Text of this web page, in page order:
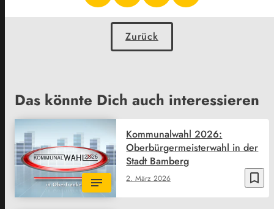
Zurück
Das könnte Dich auch interessieren
bookmark_border
2. März 2026
Kommunalwahl 2026:
Oberbürgermeisterwahl in der
Stadt Bamberg